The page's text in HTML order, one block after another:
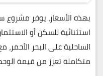
بهذه الأسعار، يوفر مشروع
استثنائيةللسكن أو الاستثمار
الساحلية على البحر الأحمر،
متكاملةتعزز من قيمة